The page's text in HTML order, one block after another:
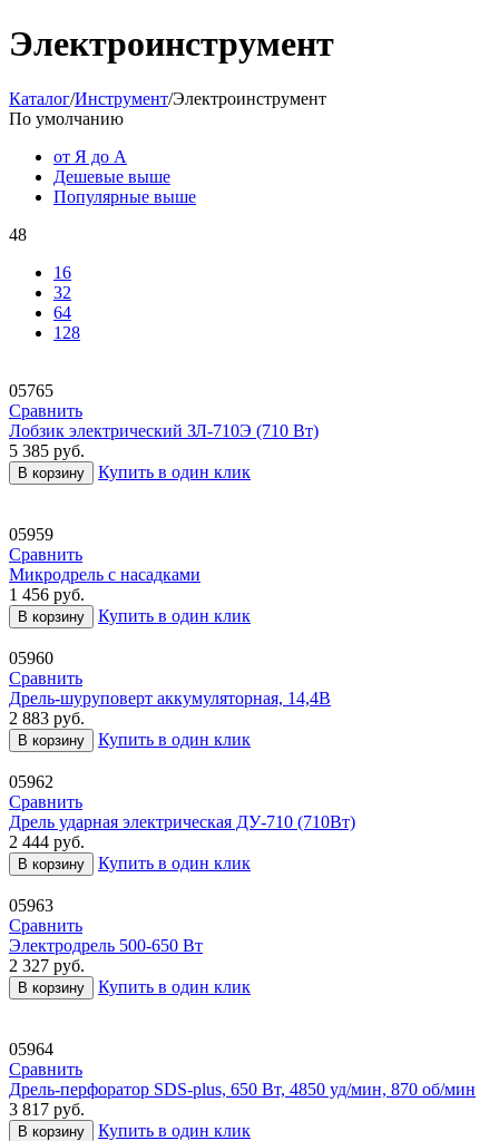
Электроинструмент
Каталог/Инструмент/Электроинструмент
По умолчанию
от Я до А
Дешевые выше
Популярные выше
48
16
32
64
128
05765
Сравнить
Лобзик электрический ЗЛ-710Э (710 Вт)
5 385 руб.
В корзину Купить в один клик
05959
Сравнить
Микродрель с насадками
1 456 руб.
В корзину Купить в один клик
05960
Сравнить
Дрель-шуруповерт аккумуляторная, 14,4В
2 883 руб.
В корзину Купить в один клик
05962
Сравнить
Дрель ударная электрическая ДУ-710 (710Вт)
2 444 руб.
В корзину Купить в один клик
05963
Сравнить
Электродрель 500-650 Вт
2 327 руб.
В корзину Купить в один клик
05964
Сравнить
Дрель-перфоратор SDS-plus, 650 Вт, 4850 уд/мин, 870 об/мин
3 817 руб.
В корзину Купить в один клик